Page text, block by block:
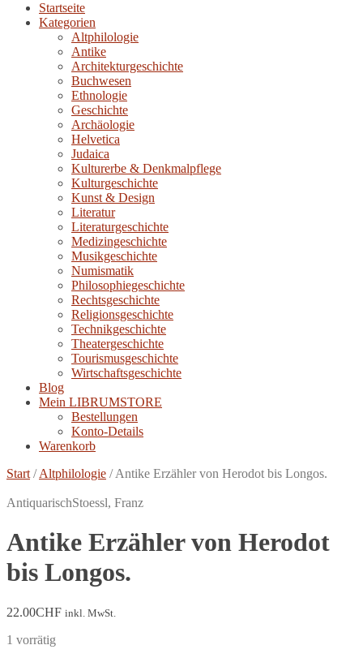
Startseite
Kategorien
Altphilologie
Antike
Architekturgeschichte
Buchwesen
Ethnologie
Geschichte
Archäologie
Helvetica
Judaica
Kulturerbe & Denkmalpflege
Kulturgeschichte
Kunst & Design
Literatur
Literaturgeschichte
Medizingeschichte
Musikgeschichte
Numismatik
Philosophiegeschichte
Rechtsgeschichte
Religionsgeschichte
Technikgeschichte
Theatergeschichte
Tourismusgeschichte
Wirtschaftsgeschichte
Blog
Mein LIBRUMSTORE
Bestellungen
Konto-Details
Warenkorb
Start /Altphilologie /Antike Erzähler von Herodot bis Longos.
AntiquarischStoessl, Franz
Antike Erzähler von Herodot
bis Longos.
22.00CHF inkl. MwSt.
1 vorrätig